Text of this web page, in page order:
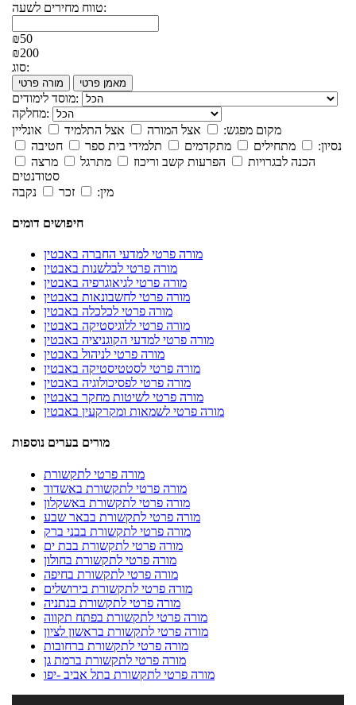
טווח מחירים לשעה:
₪50
₪200
סוג:
מורה פרטי מאמן פרטי
מוסד לימודים:
מחלקה:
מקום מפגש:
אצל המורה אצל התלמיד
אונליין
נסיון:
מתחילים מתקדמים תלמידי בית ספר
חטיבה
הכנה לבגרויות
הפרעות קשב וריכוז מתרגל
מרצה
סטודנטים
מין:
זכר נקבה
חיפושים דומים
מורה פרטי למדעי החברה באבטין
מורה פרטי לבלשנות באבטין
מורה פרטי לגיאוגרפיה באבטין
מורה פרטי לחשבונאות באבטין
מורה פרטי לכלכלה באבטין
מורה פרטי ללוגיסטיקה באבטין
מורה פרטי למדעי הקוגניציה באבטין
מורה פרטי לניהול באבטין
מורה פרטי לסטטיסטיקה באבטין
מורה פרטי לפסיכולוגיה באבטין
מורה פרטי לשיטות מחקר באבטין
מורה פרטי לשמאות ומקרקעין באבטין
מורים בערים נוספות
מורה פרטי לתקשורת
מורה פרטי לתקשורת באשדוד
מורה פרטי לתקשורת באשקלון
מורה פרטי לתקשורת בבאר שבע
מורה פרטי לתקשורת בבני ברק
מורה פרטי לתקשורת בבת ים
מורה פרטי לתקשורת בחולון
מורה פרטי לתקשורת בחיפה
מורה פרטי לתקשורת בירושלים
מורה פרטי לתקשורת בנתניה
מורה פרטי לתקשורת בפתח תקווה
מורה פרטי לתקשורת בראשון לציון
מורה פרטי לתקשורת ברחובות
מורה פרטי לתקשורת ברמת גן
מורה פרטי לתקשורת בתל אביב -יפו